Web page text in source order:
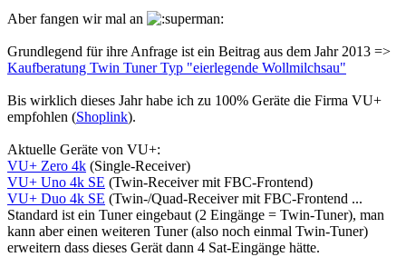
Aber fangen wir mal an
Grundlegend für ihre Anfrage ist ein Beitrag aus dem Jahr 2013 =>
Kaufberatung Twin Tuner Typ "eierlegende Wollmilchsau"
Bis wirklich dieses Jahr habe ich zu 100% Geräte die Firma VU+
empfohlen (Shoplink).
Aktuelle Geräte von VU+:
VU+ Zero 4k (Single-Receiver)
VU+ Uno 4k SE (Twin-Receiver mit FBC-Frontend)
VU+ Duo 4k SE (Twin-/Quad-Receiver mit FBC-Frontend ...
Standard ist ein Tuner eingebaut (2 Eingänge = Twin-Tuner), man
kann aber einen weiteren Tuner (also noch einmal Twin-Tuner)
erweitern dass dieses Gerät dann 4 Sat-Eingänge hätte.